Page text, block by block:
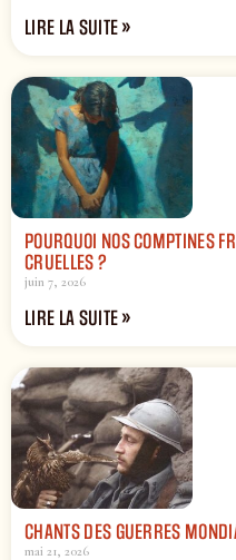
LIRE LA SUITE »
POURQUOI NOS COMPTINES
CRUELLES ?
juin 7, 2026
LIRE LA SUITE »
CHANTS DES GUERRES
mai 21, 2026